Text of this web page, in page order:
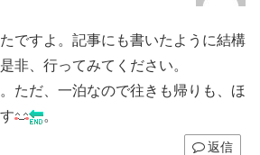
ですよ。記事にも書いたように結構
非、行ってみてください。
ただ、一泊なので往きも帰りも、ほ
。
返信